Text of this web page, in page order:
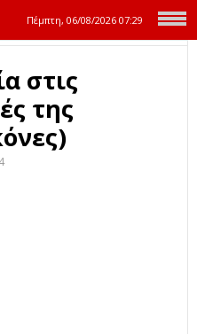
Πέμπτη, 06/08/2026 07:29
στις
της